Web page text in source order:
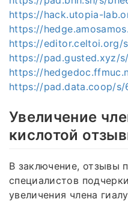
https://hack.utopia-
https://
https://editor.celtoi.org/
https://pad.gusted.xyz/
https://
https://pad.data.coop/s/
Увеличение
кислотой
В заключение, отзывы
специалистов
увеличения члена